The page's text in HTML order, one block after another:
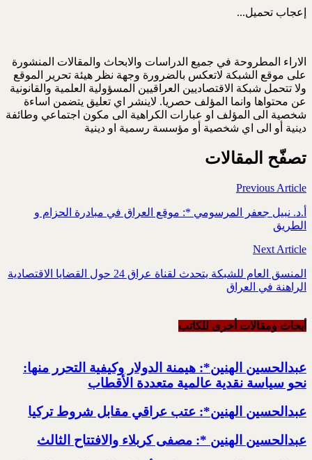
إعجاب تحميل...
الاراء المطروحة في جميع الدراسات والابحاث والمقالات المنشورة
على موقع الشبكة لاتعكس بالضرورة وجهة نظر هيئة تحرير الموقع
ولا تتحمل شبكة الاقتصاديين العراقيين المسؤولية العلمية والقانونية
عن محتواها وانما المؤلف حصريا. لاينشر اي تعليق يتضمن اساءة
شخصية الى المؤلف او عبارات الكراهية الى مكون اجتماعي وطائفة
دينية أو الى اي شخصية أو مؤسسة رسمية او دينية
تصفّح المقالات
Previous Article
أ.د. نبيل جعفر المرسومي *: موقع العراق في مبادرة الحزام و
الطريق
Next Article
المنسق العام للشبكة يتحدث لقناة عراق 24 حول القضايا الاقتصادية
الراهنة في العراق
أبحاث ومقالات أخرى للکاتب
عبدالحسين الهنين*: هيمنة الدولار وكيفية التحرر منها:
نحو سياسة نقدية عالمية متعددة الأقطاب
عبدالحسين الهنين*: عتب عراقي مقابل شروط تركيا
عبدالحسين الهنين *: مصفى كربلاء والافتتاح الثالث